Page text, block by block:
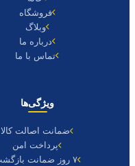
فروشگاه
وبلاگ
درباره ما
تماس با ما
ویژگی‌ها
ضمانت اصالت کالا
پرداخت امن
۷ روز ضمانت بازگشت